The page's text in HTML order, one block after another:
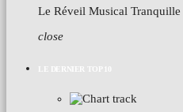
Le Réveil Musical Tranquille
close
LE DERNIER TOP 10